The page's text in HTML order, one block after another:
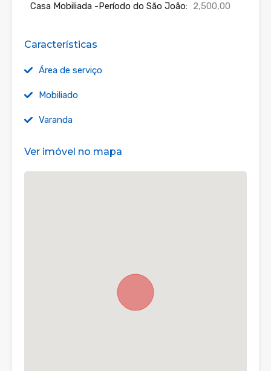
Casa Mobiliada -Período do São João: 2,500,00
Características
Área de serviço
Mobiliado
Varanda
Ver imóvel no mapa